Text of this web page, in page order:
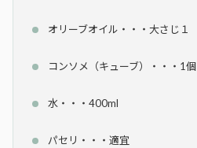
オリーブオイル・・・大さじ１
コンソメ（キューブ）・・・1個
水・・・400ml
パセリ・・・適宜